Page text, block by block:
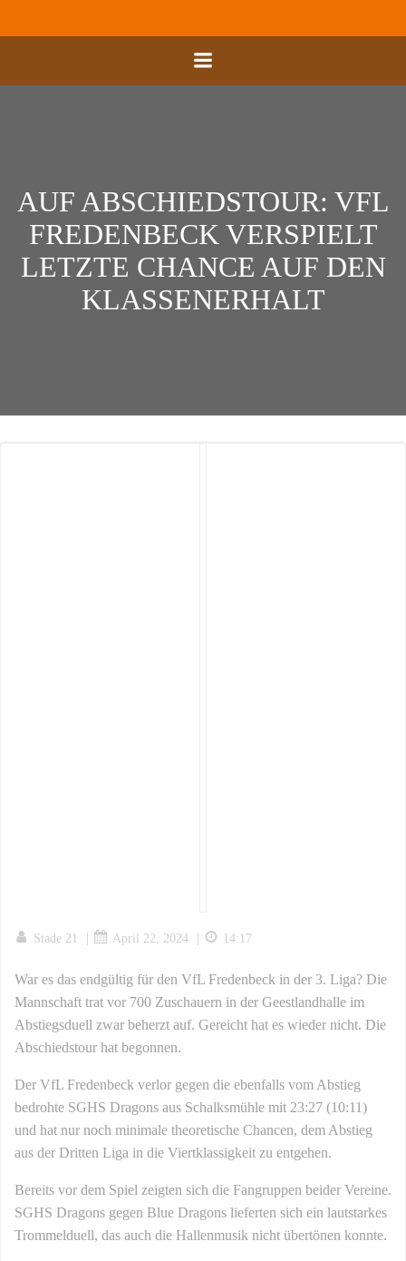
springen
AUF ABSCHIEDSTOUR: VFL
FREDENBECK VERSPIELT
LETZTE CHANCE AUF DEN
KLASSENERHALT
Stade 21 | April 22, 2024 | 14:17
War es das endgültig für den VfL Fredenbeck in der 3. Liga? Die
Mannschaft trat vor 700 Zuschauern in der Geestlandhalle im
Abstiegsduell zwar beherzt auf. Gereicht hat es wieder nicht. Die
Abschiedstour hat begonnen.
Der VfL Fredenbeck verlor gegen die ebenfalls vom Abstieg
bedrohte SGHS Dragons aus Schalksmühle mit 23:27 (10:11)
und hat nur noch minimale theoretische Chancen, dem Abstieg
aus der Dritten Liga in die Viertklassigkeit zu entgehen.
Bereits vor dem Spiel zeigten sich die Fangruppen beider Vereine.
SGHS Dragons gegen Blue Dragons lieferten sich ein lautstarkes
Trommelduell, das auch die Hallenmusik nicht übertönen konnte.